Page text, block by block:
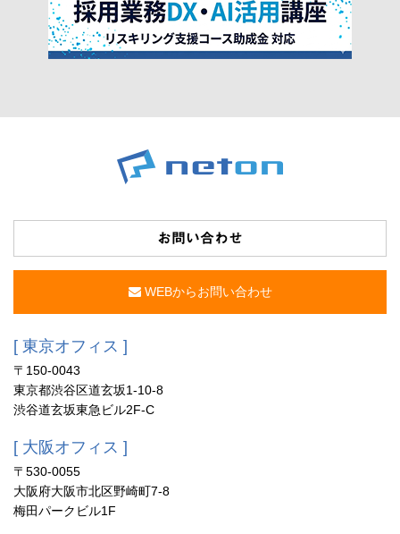
お問い合わせ
WEBからお問い合わせ
[ 東京オフィス ]
〒150-0043
東京都渋谷区道玄坂1-10-8
渋谷道玄坂東急ビル2F-C
[ 大阪オフィス ]
〒530-0055
大阪府大阪市北区野崎町7-8
梅田パークビル1F